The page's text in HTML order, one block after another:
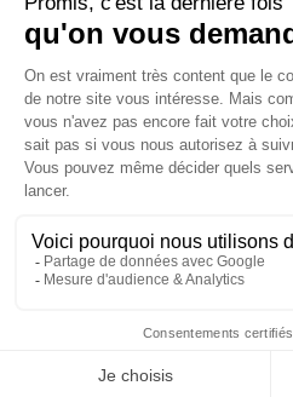
EXEMPLE DE CAS
UTILISER L’INSPECTOR
CAPTEUR DE VISION 2D
Industrie Automobile
Vérification de
pièces.
Contrôle des
pharmaceutiques.